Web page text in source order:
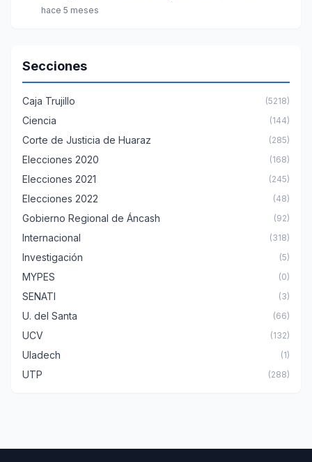
hace 5 meses
Secciones
Caja Trujillo (5218)
Ciencia (144)
Corte de Justicia de Huaraz (285)
Elecciones 2020 (168)
Elecciones 2021 (245)
Elecciones 2022 (48)
Gobierno Regional de Áncash (92)
Internacional (318)
Investigación (5)
MYPES (0)
SENATI (3)
U. del Santa (66)
UCV (132)
Uladech (1)
UTP (288)